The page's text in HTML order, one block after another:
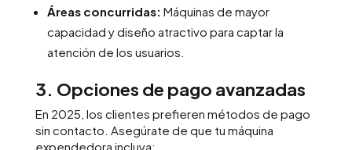
Áreas concurridas: Máquinas de mayor
capacidad y diseño atractivo para captar la
atención de los usuarios.
3. Opciones de pago avanzadas
En 2025, los clientes prefieren métodos de pago
sin contacto. Asegúrate de que tu máquina
expendedora incluya: